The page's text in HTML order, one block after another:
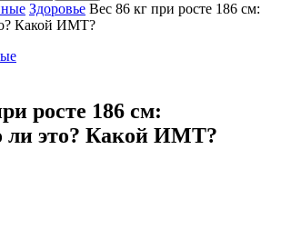
Здоровье Вес 86 кг при росте 186 см:
Какой ИМТ?
росте 186 см:
ли это? Какой ИМТ?